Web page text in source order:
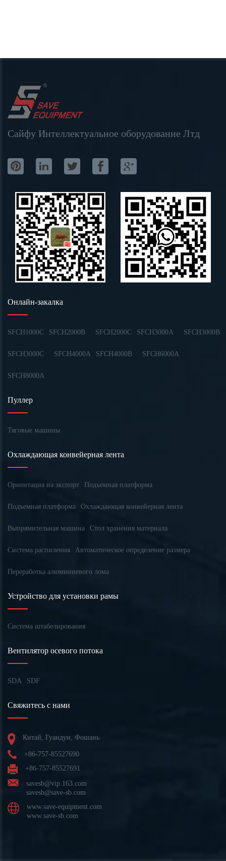
Сайфу Интеллектуальное оборудование Лтд
Онлайн-закалка
SFCH1000C SFCH2000B SFCH2000C SFCH3000A SFCH3000B
SFCH3000C SFCH4000A SFCH4000B SFCH6000A
SFCH8000A
Пуллер
Тяговые машины
Охлаждающая конвейерная лента
Ориентация на экспорт Подъемная платформа
Подъемная платформа Охлаждающая конвейерная лента
Выпрямительная машина Стол хранения материала
Система распиления Автоматическое определение размера
Переработка алюминиевого лома
Устройство для установки рамы
Система штабелирования
Вентилятор осевого потока
SDA SDF
Свяжитесь с нами
Китай, Гуандун, Фошань
+86-757-85527690
+86-757-85527691
savesb@vip.163.com
savesb@save-sb.com
www.save-equipment.com
www.save-sb.com